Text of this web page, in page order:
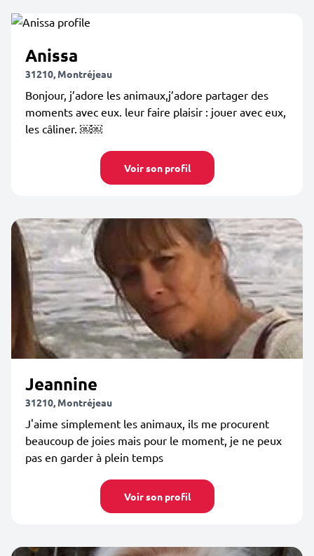
Anissa
31210, Montréjeau
Bonjour, j’adore les animaux,j’adore partager des
moments avec eux. leur faire plaisir : jouer avec eux,
les câliner. ￼￼
Voir son profil
Jeannine
31210, Montréjeau
J'aime simplement les animaux, ils me procurent
beaucoup de joies mais pour le moment, je ne peux
pas en garder à plein temps
Voir son profil